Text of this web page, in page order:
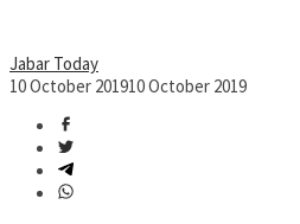
Jabar Today
10 October 201910 October 2019